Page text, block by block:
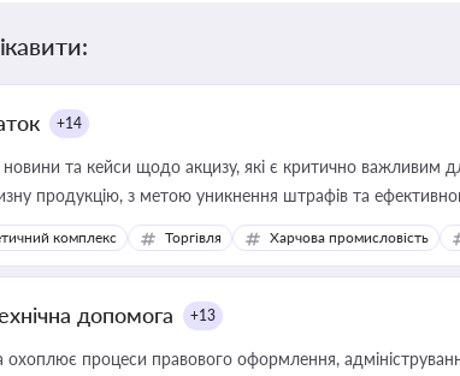
+14
та кейси щодо акцизу, які є критично важливим
продукцію, з метою уникнення штрафів та
комплекс Торгівля Харчова промисловість
допомога +13
охоплює процеси правового оформлення,